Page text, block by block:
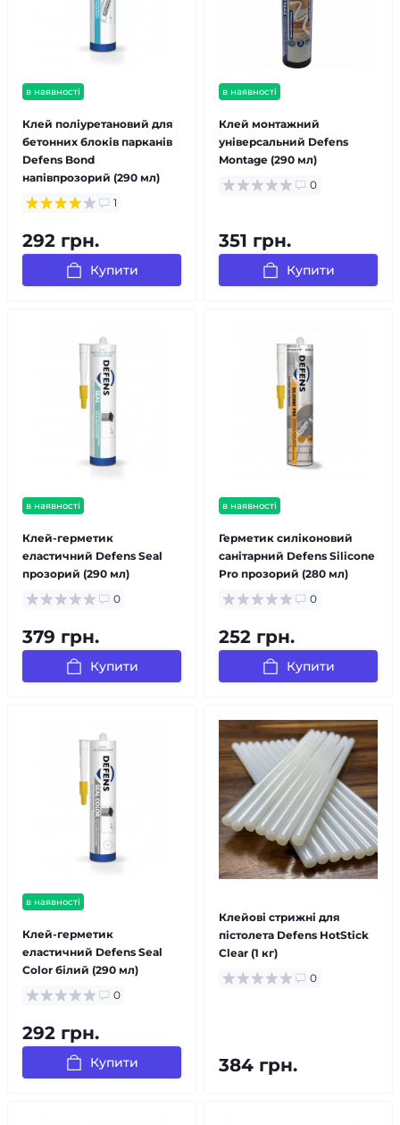
в наявності
Клей поліуретановий для
бетонних блоків парканів
Defens Bond
напівпрозорий (290 мл)
1
292 грн.
Купити
в наявності
Клей монтажний
універсальний Defens
Montage (290 мл)
0
351 грн.
Купити
в наявності
Клей-герметик
еластичний Defens Seal
прозорий (290 мл)
0
379 грн.
Купити
в наявності
Герметик силіконовий
санітарний Defens Silicone
Pro прозорий (280 мл)
0
252 грн.
Купити
в наявності
Клей-герметик
еластичний Defens Seal
Color білий (290 мл)
0
292 грн.
Купити
Клейові стрижні для
пістолета Defens HotStick
Clear (1 кг)
0
384 грн.